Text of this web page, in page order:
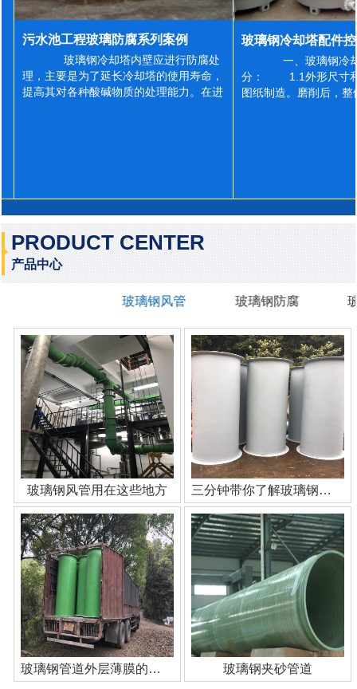
污水池工程玻璃防腐系列案例
玻璃钢冷却塔内壁应进行防腐处
理，主要是为了延长冷却塔的使用寿命，
提高其对各种酸碱物质的处理能力。在进
一、玻璃钢冷
分： 1.1外形尺寸和
图纸制造。磨削后，
PRODUCT CENTER
产品中心
玻璃钢风管 玻璃钢防腐
玻璃钢风管用在这些地方 三分钟带你了解玻璃钢管道
玻璃钢管道外层薄膜的作用 玻璃钢夹砂管道